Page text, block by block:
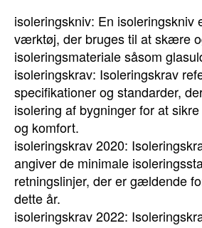
isoleringskniv: En isoleringskniv
værktøj, der bruges til at skære
isoleringsmateriale såsom
isoleringskrav: Isoleringskrav
specifikationer og standarder,
isolering af bygninger for at
og komfort.
isoleringskrav 2020:
angiver de minimale
retningslinjer, der er gældende
dette år.
isoleringskrav 2022: